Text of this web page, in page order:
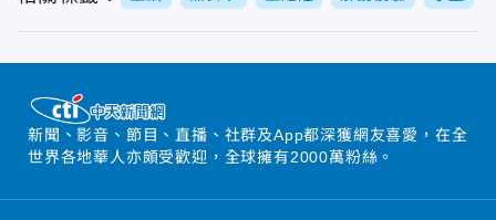
新聞、影音、節目、直播、社群及App都深獲網友喜愛，在全
世界各地華人亦頗受歡迎，全球擁有2000萬粉絲。